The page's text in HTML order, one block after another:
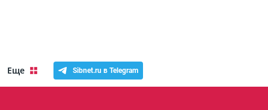
Еще Sibnet.ru в Telegram